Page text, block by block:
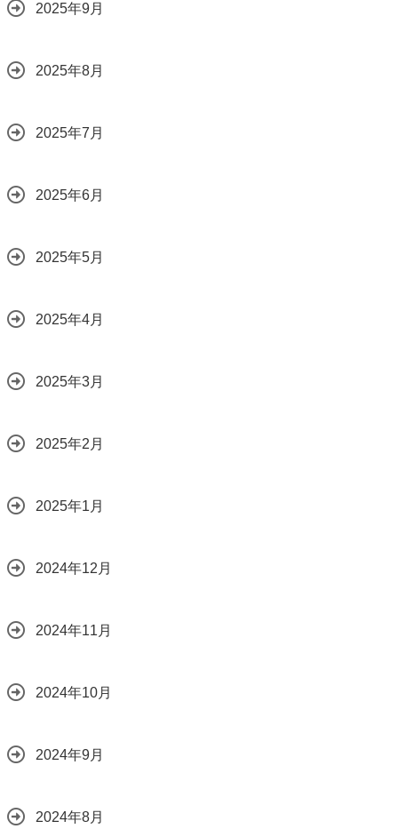
2025年9月
2025年8月
2025年7月
2025年6月
2025年5月
2025年4月
2025年3月
2025年2月
2025年1月
2024年12月
2024年11月
2024年10月
2024年9月
2024年8月